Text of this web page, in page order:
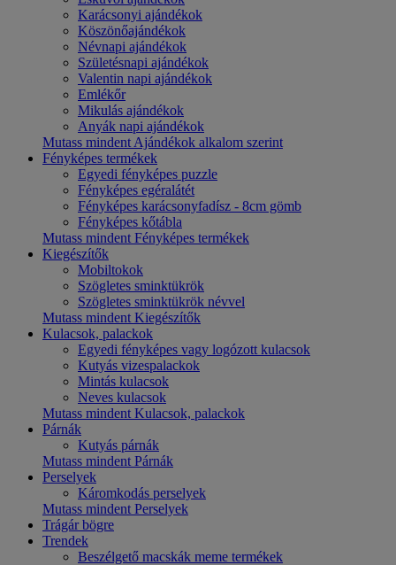
Karácsonyi ajándékok
Köszönőajándékok
Névnapi ajándékok
Születésnapi ajándékok
Valentin napi ajándékok
Emlékőr
Mikulás ajándékok
Anyák napi ajándékok
Mutass mindent Ajándékok alkalom szerint
Fényképes termékek
Egyedi fényképes puzzle
Fényképes egéralátét
Fényképes karácsonyfadísz - 8cm gömb
Fényképes kőtábla
Mutass mindent Fényképes termékek
Kiegészítők
Mobiltokok
Szögletes sminktükrök
Szögletes sminktükrök névvel
Mutass mindent Kiegészítők
Kulacsok, palackok
Egyedi fényképes vagy logózott kulacsok
Kutyás vizespalackok
Mintás kulacsok
Neves kulacsok
Mutass mindent Kulacsok, palackok
Párnák
Kutyás párnák
Mutass mindent Párnák
Perselyek
Káromkodás perselyek
Mutass mindent Perselyek
Trágár bögre
Trendek
Beszélgető macskák meme termékek